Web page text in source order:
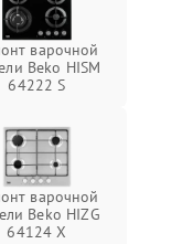
варочной
Beko HISM
64222 S
варочной
Beko HIZG
64124 X